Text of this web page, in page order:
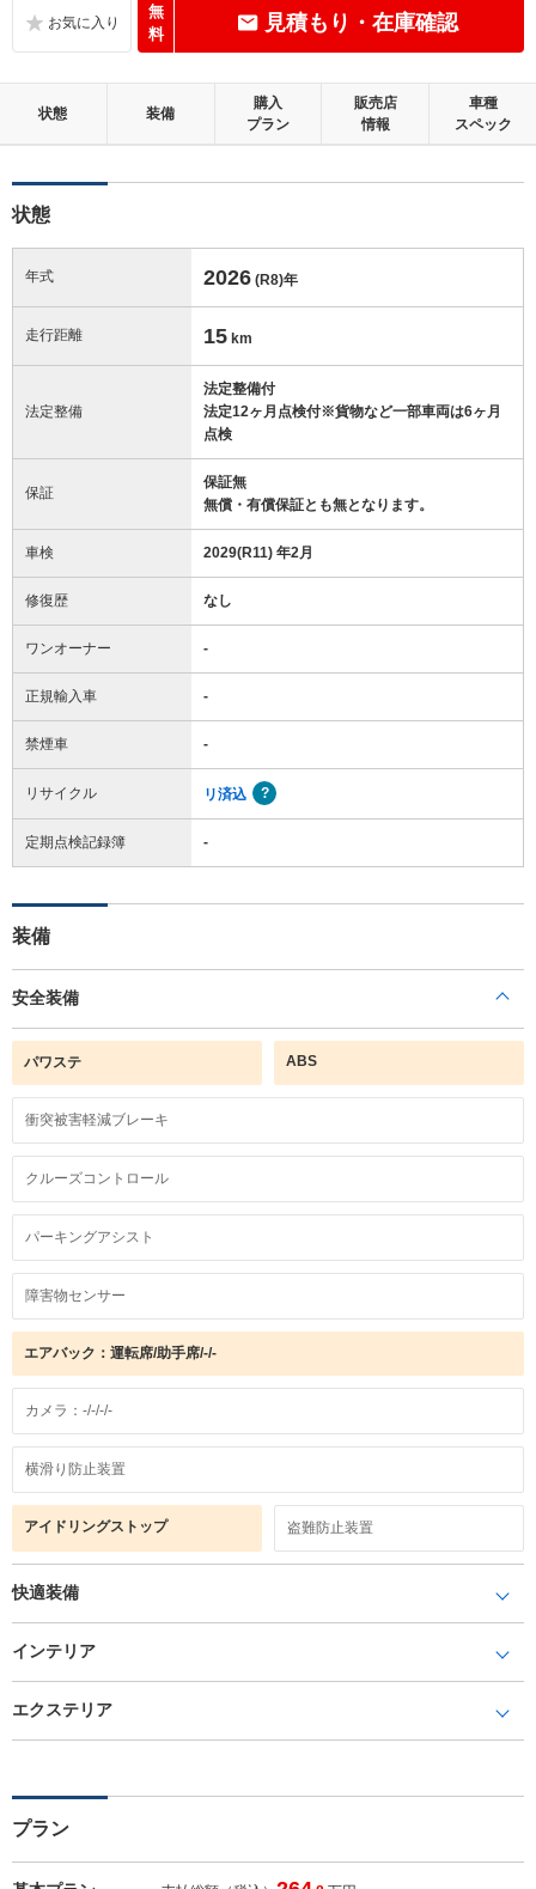
無
料
見積もり・在庫確認
状態 装備
購入
プラン
販売店
情報
車種
スペック
状態
年式 2026 (R8)年
走行距離 15 km
法定整備
法定整備付
法定12ヶ月点検付※貨物など一部車両は6ヶ月
点検
保証
保証無
無償・有償保証とも無となります。
車検 2029(R11) 年2月
修復歴 なし
ワンオーナー -
正規輸入車 -
禁煙車 -
リサイクル リ済込
定期点検記録簿 -
装備
安全装備
パワステ ABS
衝突被害軽減ブレーキ
クルーズコントロール
パーキングアシスト
障害物センサー
エアバック：運転席/助手席/-/-
カメラ：-/-/-/-
横滑り防止装置
アイドリングストップ 盗難防止装置
快適装備
インテリア
エクステリア
プラン